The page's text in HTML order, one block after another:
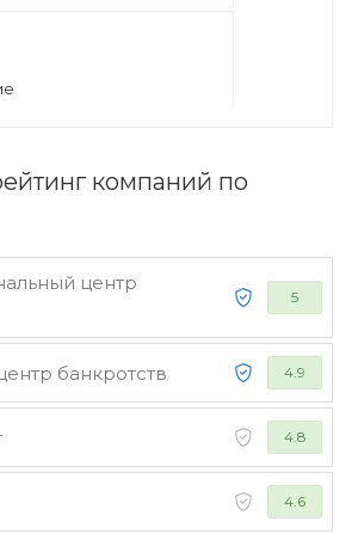
компаний по
центр
5
банкротств 4.9
4.8
4.6